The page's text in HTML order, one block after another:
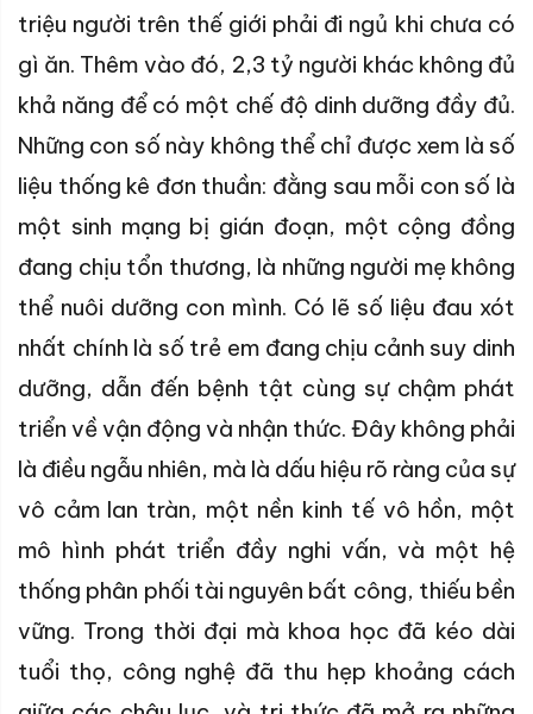
triệu người trên thế giới phải đi ngủ khi chưa có
gì ăn. Thêm vào đó, 2,3 tỷ người khác không đủ
khả năng để có một chế độ dinh dưỡng đầy đủ.
Những con số này không thể chỉ được xem là số
liệu thống kê đơn thuần: đằng sau mỗi con số là
một sinh mạng bị gián đoạn, một cộng đồng
đang chịu tổn thương, là những người mẹ không
thể nuôi dưỡng con mình. Có lẽ số liệu đau xót
nhất chính là số trẻ em đang chịu cảnh suy dinh
dưỡng, dẫn đến bệnh tật cùng sự chậm phát
triển về vận động và nhận thức. Đây không phải
là điều ngẫu nhiên, mà là dấu hiệu rõ ràng của sự
vô cảm lan tràn, một nền kinh tế vô hồn, một
mô hình phát triển đầy nghi vấn, và một hệ
thống phân phối tài nguyên bất công, thiếu bền
vững. Trong thời đại mà khoa học đã kéo dài
tuổi thọ, công nghệ đã thu hẹp khoảng cách